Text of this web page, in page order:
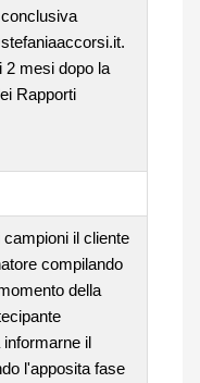
2 mesi dopo la
Rapporti
il cliente
compilando
della
il
l'apposita fase